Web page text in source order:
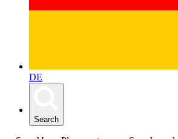
DE
Search